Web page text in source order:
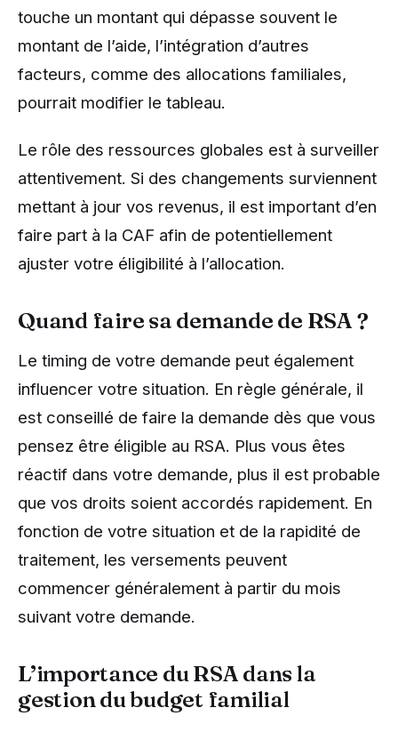
touche un montant qui dépasse souvent le
montant de l’aide, l’intégration d’autres
facteurs, comme des allocations familiales,
pourrait modifier le tableau.
Le rôle des ressources globales est à surveiller
attentivement. Si des changements surviennent
mettant à jour vos revenus, il est important d’en
faire part à la CAF afin de potentiellement
ajuster votre éligibilité à l’allocation.
Quand faire sa demande de RSA ?
Le timing de votre demande peut également
influencer votre situation. En règle générale, il
est conseillé de faire la demande dès que vous
pensez être éligible au RSA. Plus vous êtes
réactif dans votre demande, plus il est probable
que vos droits soient accordés rapidement. En
fonction de votre situation et de la rapidité de
traitement, les versements peuvent
commencer généralement à partir du mois
suivant votre demande.
L’importance du RSA dans la
gestion du budget familial